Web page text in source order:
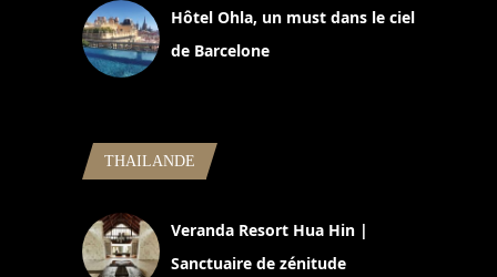
Hôtel Ohla, un must dans le ciel
de Barcelone
THAILANDE
Veranda Resort Hua Hin |
Sanctuaire de zénitude